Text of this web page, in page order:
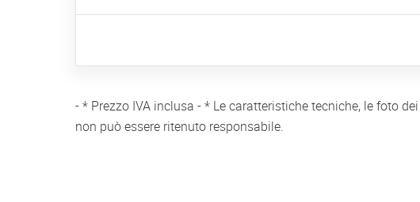
- * Prezzo IVA inclusa - * Le caratteristiche tecniche, le foto
non può essere ritenuto responsabile.